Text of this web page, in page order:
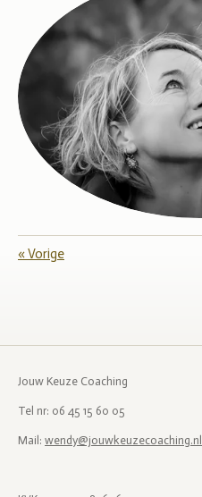
«Vorige
Jouw Keuze Coaching
Tel nr: 06 45 15 60 05
Mail: wendy@jouwkeuzecoaching.nl